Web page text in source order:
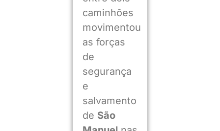
caminhões
movimentou
as forças
de
segurança
e
salvamento
de São